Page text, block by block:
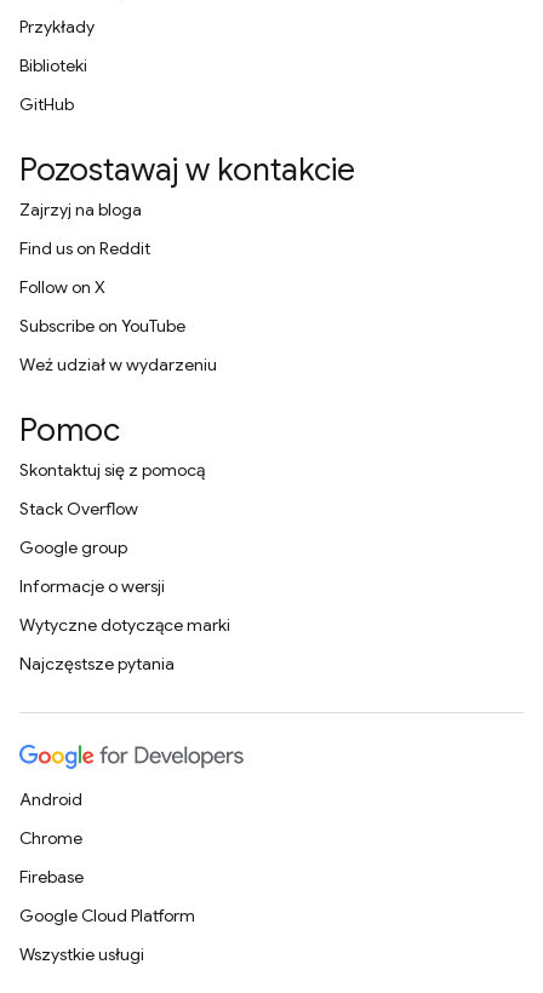
Przykłady
Biblioteki
GitHub
Pozostawaj w kontakcie
Zajrzyj na bloga
Find us on Reddit
Follow on X
Subscribe on YouTube
Weź udział w wydarzeniu
Pomoc
Skontaktuj się z pomocą
Stack Overflow
Google group
Informacje o wersji
Wytyczne dotyczące marki
Najczęstsze pytania
Android
Chrome
Firebase
Google Cloud Platform
Wszystkie usługi